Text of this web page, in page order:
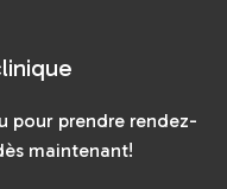
pour prendre rendez-
maintenant!